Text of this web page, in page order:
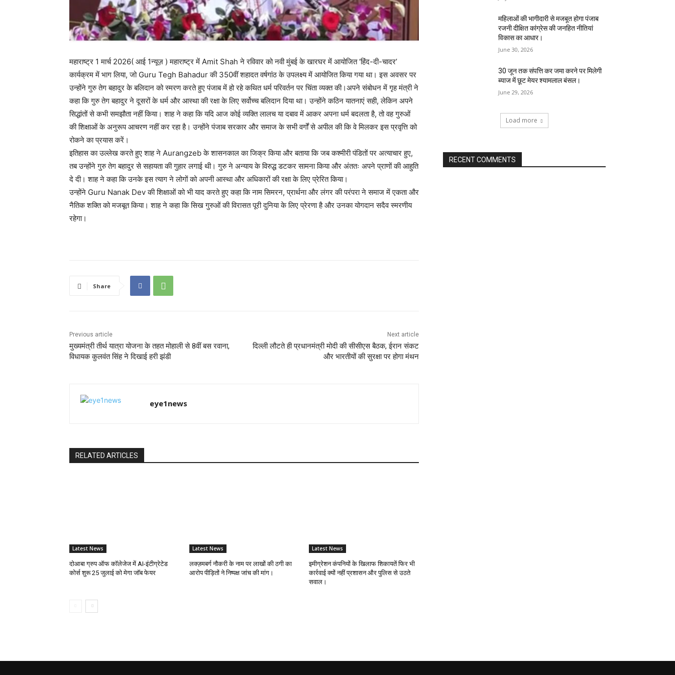
महाराष्ट्र 1 मार्च 2026( आई 1न्यूज़ ) महाराष्ट्र में Amit Shah ने रविवार को नवी मुंबई के खारघर में आयोजित ‘हिंद-दी-चादर’
कार्यक्रम में भाग लिया, जो Guru Tegh Bahadur की 350वीं शहादत वर्षगांठ के उपलक्ष्य में आयोजित किया गया था। इस अवसर पर
उन्होंने गुरु तेग बहादुर के बलिदान को स्मरण करते हुए पंजाब में हो रहे कथित धर्म परिवर्तन पर चिंता व्यक्त की।अपने संबोधन में गृह मंत्री ने
कहा कि गुरु तेग बहादुर ने दूसरों के धर्म और आस्था की रक्षा के लिए सर्वोच्च बलिदान दिया था। उन्होंने कठिन यातनाएं सही, लेकिन अपने
सिद्धांतों से कभी समझौता नहीं किया। शाह ने कहा कि यदि आज कोई व्यक्ति लालच या दबाव में आकर अपना धर्म बदलता है, तो वह गुरुओं
की शिक्षाओं के अनुरूप आचरण नहीं कर रहा है। उन्होंने पंजाब सरकार और समाज के सभी वर्गों से अपील की कि वे मिलकर इस प्रवृत्ति को
रोकने का प्रयास करें।
इतिहास का उल्लेख करते हुए शाह ने Aurangzeb के शासनकाल का जिक्र किया और बताया कि जब कश्मीरी पंडितों पर अत्याचार हुए,
तब उन्होंने गुरु तेग बहादुर से सहायता की गुहार लगाई थी। गुरु ने अन्याय के विरुद्ध डटकर सामना किया और अंततः अपने प्राणों की आहुति
दे दी। शाह ने कहा कि उनके इस त्याग ने लोगों को अपनी आस्था और अधिकारों की रक्षा के लिए प्रेरित किया।
उन्होंने Guru Nanak Dev की शिक्षाओं को भी याद करते हुए कहा कि नाम सिमरन, प्रार्थना और लंगर की परंपरा ने समाज में एकता और
नैतिक शक्ति को मजबूत किया। शाह ने कहा कि सिख गुरुओं की विरासत पूरी दुनिया के लिए प्रेरणा है और उनका योगदान सदैव स्मरणीय
रहेगा।
Share
Previous article
मुख्यमंत्री तीर्थ यात्रा योजना के तहत मोहाली से 8वीं बस रवाना,
विधायक कुलवंत सिंह ने दिखाई हरी झंडी
Next article
दिल्ली लौटते ही प्रधानमंत्री मोदी की सीसीएस बैठक, ईरान संकट
और भारतीयों की सुरक्षा पर होगा मंथन
eye1news
RELATED ARTICLES
Latest News
दोआबा ग्रुप ऑफ कॉलेजेज में AI-इंटीग्रेटेड
कोर्स शुरू 25 जुलाई को मेगा जॉब फेयर
Latest News
लक्ज़मबर्ग नौकरी के नाम पर लाखों की ठगी का
आरोप पीड़ितों ने निष्पक्ष जांच की मांग।
Latest News
इमीग्रेशन कंपनियों के खिलाफ शिकायतें फिर भी
कार्रवाई क्यों नहीं प्रशासन और पुलिस से उठते
सवाल।
महिलाओं की भागीदारी से मजबूत होगा पंजाब
रजनी दीक्षित कांग्रेस की जनहित नीतियां
विकास का आधार।
June 30, 2026
30 जून तक संपत्ति कर जमा करने पर मिलेगी
ब्याज में छूट मेयर श्यामलाल बंसल।
June 29, 2026
Load more
RECENT COMMENTS